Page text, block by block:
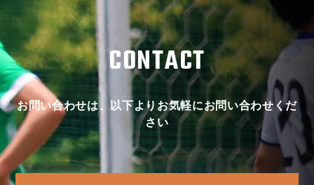
CONTACT
お問い合わせは、以下よりお気軽にお問い合わせくだ
さい